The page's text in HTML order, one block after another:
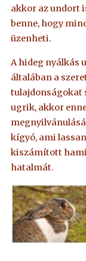
akkor az undort
benne, hogy
üzenheti.
A hideg nyálkás
általában a
tulajdonságokat
ugrik, akkor
kígyó, ami
kiszámított
hatalmát.